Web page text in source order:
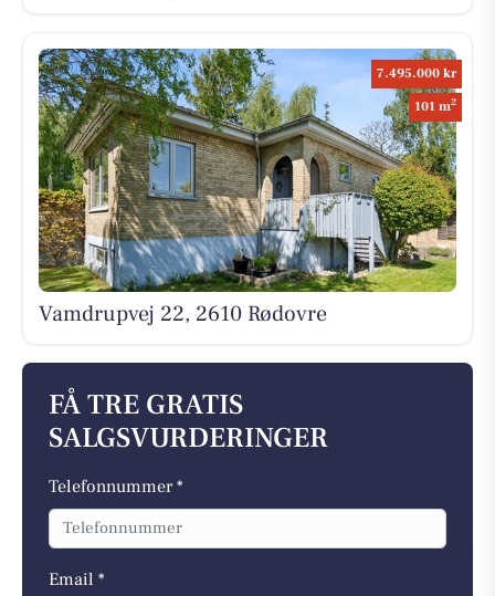
7.495.000 kr
101 m2
Vamdrupvej 22, 2610 Rødovre
FÅ TRE GRATIS
SALGSVURDERINGER
Telefonnummer *
Email *